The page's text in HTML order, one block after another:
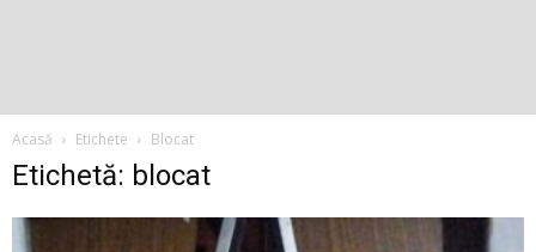
Acasă Etichete Blocat
Etichetă: blocat